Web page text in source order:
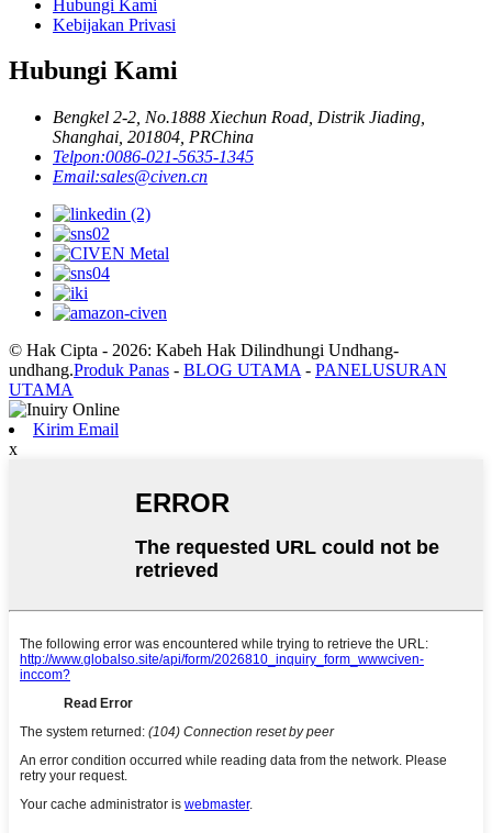
Hubungi Kami
Kebijakan Privasi
Hubungi Kami
Bengkel 2-2, No.1888 Xiechun Road, Distrik Jiading,
Shanghai, 201804, PRChina
Telpon:0086-021-5635-1345
Email:sales@civen.cn
© Hak Cipta - 2026: Kabeh Hak Dilindhungi Undhang-
undhang.Produk Panas - BLOG UTAMA - PANELUSURAN
UTAMA
Kirim Email
x